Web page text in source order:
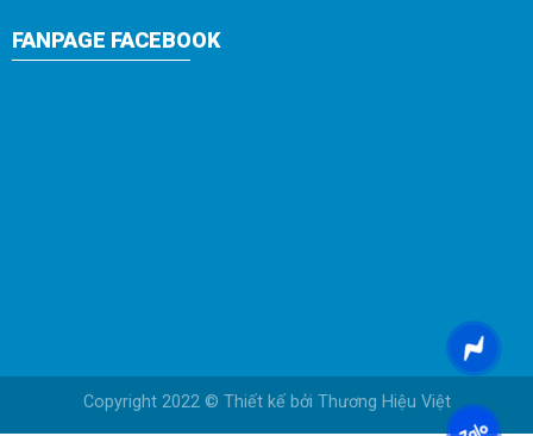
FANPAGE FACEBOOK
Copyright 2022 © Thiết kế bởi Thương Hiệu Việt